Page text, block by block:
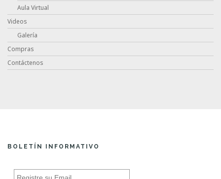
Aula Virtual
Videos
Galería
Compras
Contáctenos
BOLETÍN INFORMATIVO